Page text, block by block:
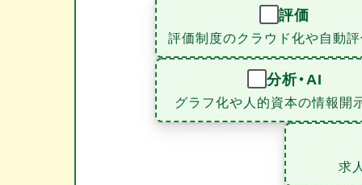
評価
評価制度のクラウド化や自動
分析・AI
グラフ化や人的資本の情報開
求